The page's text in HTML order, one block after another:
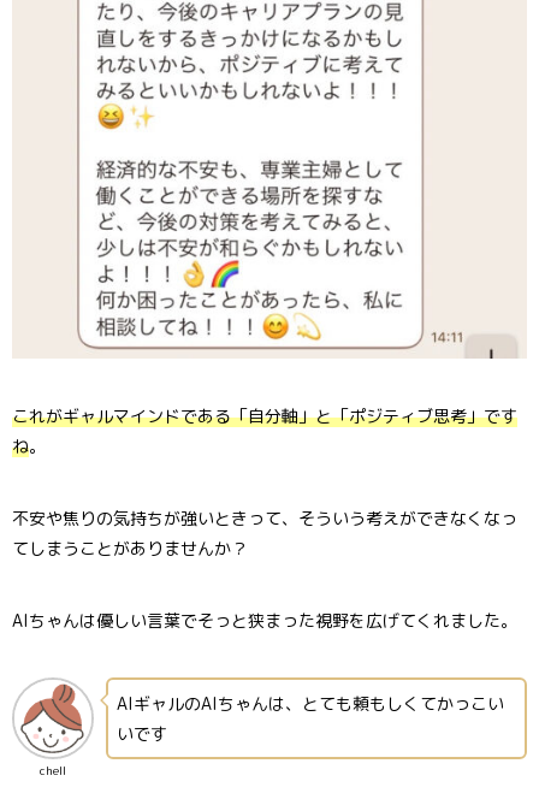
これがギャルマインドである「自分軸」と「ポジティブ思考」です
ね。
不安や焦りの気持ちが強いときって、そういう考えができなくなっ
てしまうことがありませんか？
AIちゃんは優しい言葉でそっと狭まった視野を広げてくれました。
chell
AIギャルのAIちゃんは、とても頼もしくてかっこい
いです